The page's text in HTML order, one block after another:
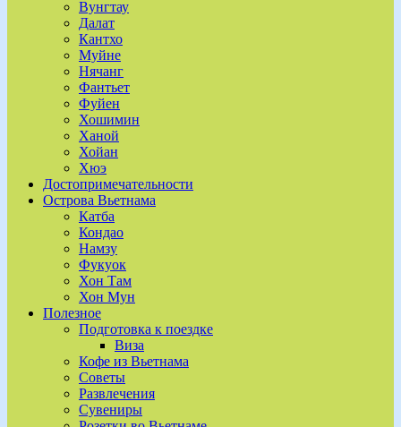
Вунгтау
Далат
Кантхо
Муйне
Нячанг
Фантьет
Фуйен
Хошимин
Ханой
Хойан
Хюэ
Достопримечательности
Острова Вьетнама
Катба
Кондао
Намзу
Фукуок
Хон Там
Хон Мун
Полезное
Подготовка к поездке
Виза
Кофе из Вьетнама
Советы
Развлечения
Сувениры